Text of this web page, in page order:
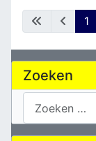
1
Zoeken
Zoeken